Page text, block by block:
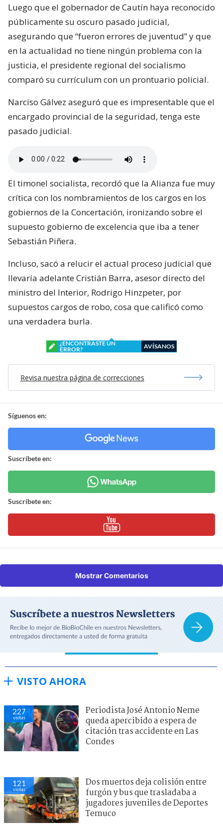
Luego que el gobernador de Cautín haya reconocido
públicamente su oscuro pasado judicial,
asegurando que “fueron errores de juventud” y que
en la actualidad no tiene ningún problema con la
justicia, el presidente regional del socialismo
comparó su currículum con un prontuario policial.
Narciso Gálvez aseguró que es impresentable que el
encargado provincial de la seguridad, tenga este
pasado judicial.
El timonel socialista, recordó que la Alianza fue muy
crítica con los nombramientos de los cargos en los
gobiernos de la Concertación, ironizando sobre el
supuesto gobierno de excelencia que iba a tener
Sebastián Piñera.
Incluso, sacó a relucir el actual proceso judicial que
llevaría adelante Cristián Barra, asesor directo del
ministro del Interior, Rodrigo Hinzpeter, por
supuestos cargos de robo, cosa que calificó como
una verdadera burla.
¿ENCONTRASTE UN
ERROR?
AVÍSANOS
Revisa nuestra página de correcciones
Síguenos en:
Suscríbete en:
Suscríbete en:
Mostrar Comentarios
VISTO AHORA
227
visitas
Periodista José Antonio Neme
queda apercibido a espera de
citación tras accidente en Las
Condes
121
visitas
Dos muertos deja colisión entre
furgón y bus que trasladaba a
jugadores juveniles de Deportes
Temuco